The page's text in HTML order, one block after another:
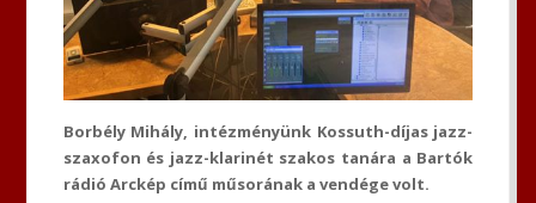
Borbély Mihály, intézményünk Kossuth-díjas jazz-
szaxofon és jazz-klarinét szakos tanára a Bartók
rádió Arckép című műsorának a vendége volt.